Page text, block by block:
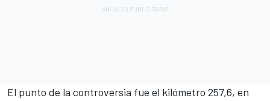
El punto de la controversia fue el kilómetro 257,6, en